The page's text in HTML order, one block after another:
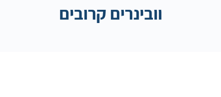
וובינרים קרובים